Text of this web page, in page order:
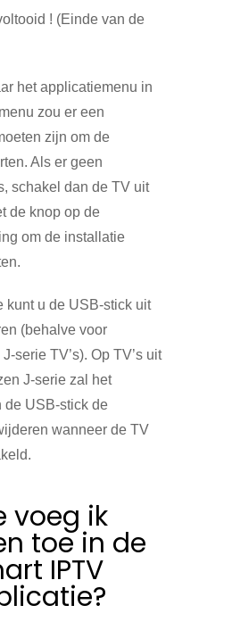
! (Einde van de
het applicatiemenu in
zou er een
zijn om de
Als er geen
schakel dan de TV uit
de knop op de
om de installatie
kunt u de USB-stick uit
(behalve voor
serie TV’s). Op TV’s uit
J-serie zal het
de USB-stick de
wanneer de TV
voeg ik
toe in de
IPTV